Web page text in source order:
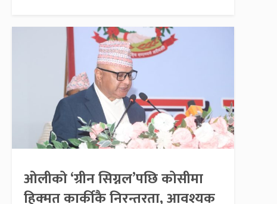
ओलीको ‘ग्रीन सिग्नल’पछि कोसीमा
हिक्मत कार्कीकै निरन्तरता, आवश्यक